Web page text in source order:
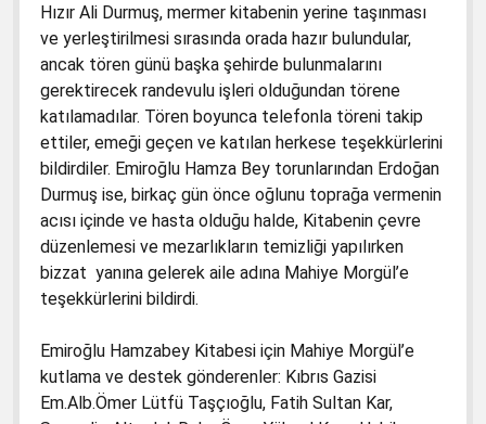
Hızır Ali Durmuş, mermer kitabenin yerine taşınması
ve yerleştirilmesi sırasında orada hazır bulundular,
ancak tören günü başka şehirde bulunmalarını
gerektirecek randevulu işleri olduğundan törene
katılamadılar. Tören boyunca telefonla töreni takip
ettiler, emeği geçen ve katılan herkese teşekkürlerini
bildirdiler. Emiroğlu Hamza Bey torunlarından Erdoğan
Durmuş ise, birkaç gün önce oğlunu toprağa vermenin
acısı içinde ve hasta olduğu halde, Kitabenin çevre
düzenlemesi ve mezarlıkların temizliği yapılırken
bizzat yanına gelerek aile adına Mahiye Morgül’e
teşekkürlerini bildirdi.
Emiroğlu Hamzabey Kitabesi için Mahiye Morgül’e
kutlama ve destek gönderenler: Kıbrıs Gazisi
Em.Alb.Ömer Lütfü Taşçıoğlu, Fatih Sultan Kar,